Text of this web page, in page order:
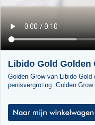
Libido Gold Golden
Golden Grow van Libido
penisvergroting. Golden